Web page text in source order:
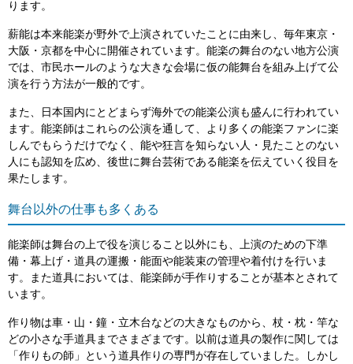
ります。
薪能は本来能楽が野外で上演されていたことに由来し、毎年東京・
大阪・京都を中心に開催されています。能楽の舞台のない地方公演
では、市民ホールのような大きな会場に仮の能舞台を組み上げて公
演を行う方法が一般的です。
また、日本国内にとどまらず海外での能楽公演も盛んに行われてい
ます。能楽師はこれらの公演を通して、より多くの能楽ファンに楽
しんでもらうだけでなく、能や狂言を知らない人・見たことのない
人にも認知を広め、後世に舞台芸術である能楽を伝えていく役目を
果たします。
舞台以外の仕事も多くある
能楽師は舞台の上で役を演じること以外にも、上演のための下準
備・幕上げ・道具の運搬・能面や能装束の管理や着付けを行いま
す。また道具においては、能楽師が手作りすることが基本とされて
います。
作り物は車・山・鐘・立木台などの大きなものから、杖・枕・竿な
どの小さな手道具までさまざまです。以前は道具の製作に関しては
「作りもの師」という道具作りの専門が存在していました。しかし